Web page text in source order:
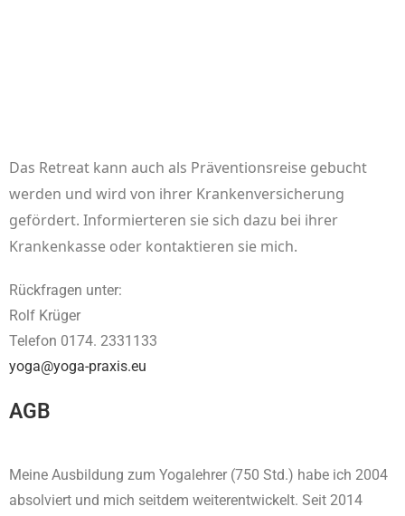
Das Retreat kann auch als Präventionsreise gebucht
werden und wird von ihrer Krankenversicherung
gefördert. Informierteren sie sich dazu bei ihrer
Krankenkasse oder kontaktieren sie mich.
Rückfragen unter:
Rolf Krüger
Telefon 0174. 2331133
yoga@yoga-praxis.eu
AGB
Meine Ausbildung zum Yogalehrer (750 Std.) habe ich 2004
absolviert und mich seitdem weiterentwickelt. Seit 2014